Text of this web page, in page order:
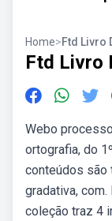
Home>Ftd Livro
Ftd Livro
Webo
ortografia, do
conteúdos são
gradativa,
coleção traz 4